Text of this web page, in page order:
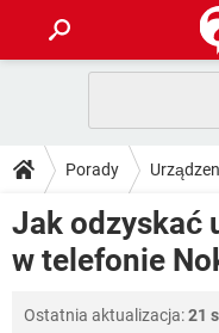
GRY
SPOTIFY
INSTAGRAM
PORADY
PlayStation
GRY
INSTAGRAM
DO POBRANIA
ANDROID
FORUM
COVID-19
Porady
Jak odzyskać
w telefonie
Ostatnia aktualizacja:21